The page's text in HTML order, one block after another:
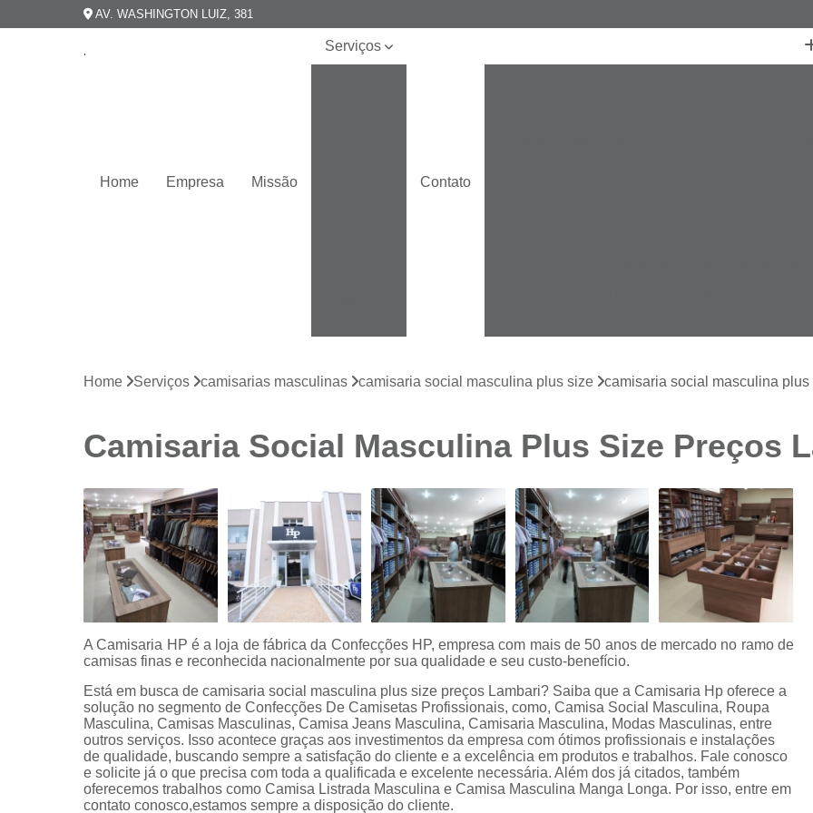
AV. WASHINGTON LUIZ, 381
Home Empresa Missão
Serviços
Camisas
branca
preço
Camisas
sociais
listradas
Camisas
sociais
curta
Camisas
sociais
manga
longa
Camisas
sociais
masculinas
Contato
Camisa Masculina
Camisa Masculina
Camisa Branca Plus Size
Camisa Jeans
Camisa Social Branca Plus Size
Camisa Social Plus Size
Camisa Xadrez Masculina Plus Size
Camisa Masculina Manga Curta Slim Fit
Camisa Social Masculina Slim Fit
Camisa
Camisa Social Slim Fit Masculina
Camisa
Camisa Branca Slim Masculina
Camisa Jeans Slim Masculina
Camisa Masculina Slim Fit Manga
Home Serviços camisarias masculinas camisaria social masculina plus size camisaria social masculina
Camisaria Social Masculina Plus Size Preços
A Camisaria HP é a loja de fábrica da Confecções HP, empresa com mais de 50 anos de mercado no ramo de
camisas finas e reconhecida nacionalmente por sua qualidade e seu custo-benefício.
Está em busca de camisaria social masculina plus size preços Lambari? Saiba que a Camisaria Hp oferece a
solução no segmento de Confecções De Camisetas Profissionais, como, Camisa Social Masculina, Roupa
Masculina, Camisas Masculinas, Camisa Jeans Masculina, Camisaria Masculina, Modas Masculinas, entre
outros serviços. Isso acontece graças aos investimentos da empresa com ótimos profissionais e instalações
de qualidade, buscando sempre a satisfação do cliente e a excelência em produtos e trabalhos. Fale conosco
e solicite já o que precisa com toda a qualificada e excelente necessária. Além dos já citados, também
oferecemos trabalhos como Camisa Listrada Masculina e Camisa Masculina Manga Longa. Por isso, entre em
contato conosco,estamos sempre a disposição do cliente.